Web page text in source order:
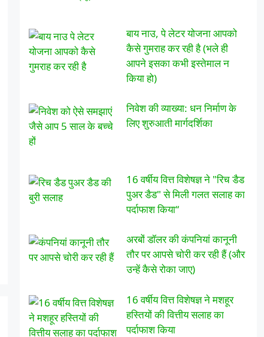
बाय नाउ, पे लेटर योजना आपको
कैसे गुमराह कर रही है (भले ही
आपने इसका कभी इस्तेमाल न
किया हो)
निवेश की व्याख्या: धन निर्माण के
लिए शुरुआती मार्गदर्शिका
16 वर्षीय वित्त विशेषज्ञ ने "रिच डैड
पुअर डैड" से मिली गलत सलाह का
पर्दाफाश किया“
अरबों डॉलर की कंपनियां कानूनी
तौर पर आपसे चोरी कर रही हैं (और
उन्हें कैसे रोका जाए)
16 वर्षीय वित्त विशेषज्ञ ने मशहूर
हस्तियों की वित्तीय सलाह का
पर्दाफाश किया